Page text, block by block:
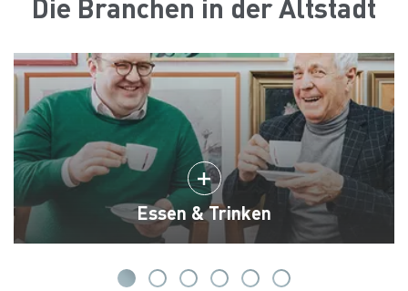
Die Branchen in der Altstadt
Essen & Trinken